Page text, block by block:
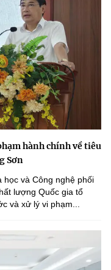
hành chính về tiêu
Sơn
học và Công nghệ phối
lượng Quốc gia tổ
và xử lý vi phạm...